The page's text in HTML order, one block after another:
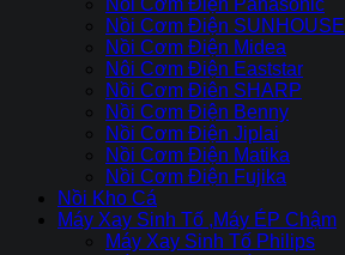
Nồi Cơm Điện Panasonic
Nồi Cơm Điện SUNHOUSE
Nồi Cơm Điện Midea
Nôi Cơm Điện Eaststar
Nồi Cơm Điên SHARP
Nồi Cơm Điện Benny
Nồi Cơm Điện Jiplai
Nồi Cơm Điện Matika
Nồi Cơm Điện Fujika
Nồi Kho Cá
Máy Xay Sinh Tố ,Máy ÉP Chậm
Máy Xay Sinh Tố Philips